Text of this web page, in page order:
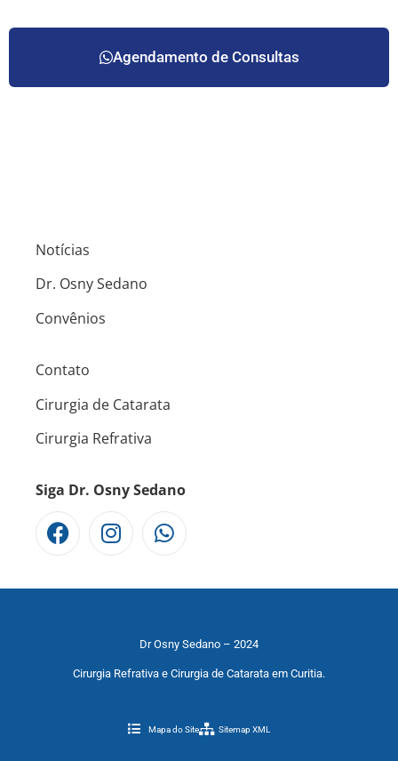
Agendamento de Consultas
Notícias
Dr. Osny Sedano
Convênios
Contato
Cirurgia de Catarata
Cirurgia Refrativa
Siga Dr. Osny Sedano
Dr Osny Sedano – 2024
Cirurgia Refrativa e Cirurgia de Catarata em Curitia.
Mapa do Site Sitemap XML